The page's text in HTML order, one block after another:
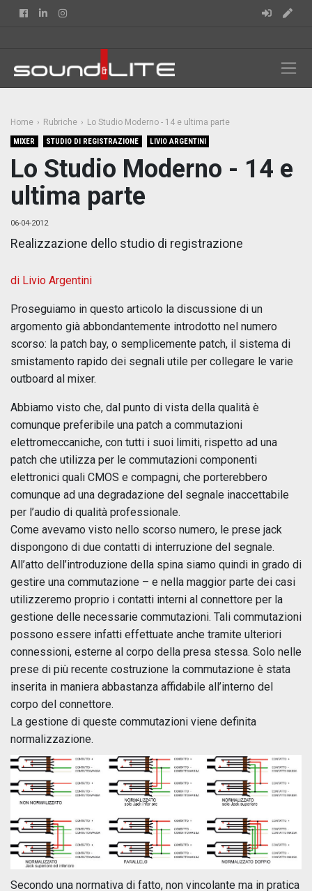
FacebookLinkedin
Home Rubriche Lo Studio Moderno - 14 e ultima parte
MIXER STUDIO DI REGISTRAZIONE LIVIO ARGENTINI
Lo Studio Moderno - 14 e
ultima parte
06-04-2012
Realizzazione dello studio di registrazione
di Livio Argentini
Proseguiamo in questo articolo la discussione di un
argomento già abbondantemente introdotto nel numero
scorso: la patch bay, o semplicemente patch, il sistema di
smistamento rapido dei segnali utile per collegare le varie
outboard al mixer.
Abbiamo visto che, dal punto di vista della qualità è
comunque preferibile una patch a commutazioni
elettromeccaniche, con tutti i suoi limiti, rispetto ad una
patch che utilizza per le commutazioni componenti
elettronici quali CMOS e compagni, che porterebbero
comunque ad una degradazione del segnale inaccettabile
per l’audio di qualità professionale.
Come avevamo visto nello scorso numero, le prese jack
dispongono di due contatti di interruzione del segnale.
All’atto dell’introduzione della spina siamo quindi in grado di
gestire una commutazione – e nella maggior parte dei casi
utilizzeremo proprio i contatti interni al connettore per la
gestione delle necessarie commutazioni. Tali commutazioni
possono essere infatti effettuate anche tramite ulteriori
connessioni, esterne al corpo della presa stessa. Solo nelle
prese di più recente costruzione la commutazione è stata
inserita in maniera abbastanza affidabile all’interno del
corpo del connettore.
La gestione di queste commutazioni viene definita
normalizzazione.
Secondo una normativa di fatto, non vincolante ma in pratica